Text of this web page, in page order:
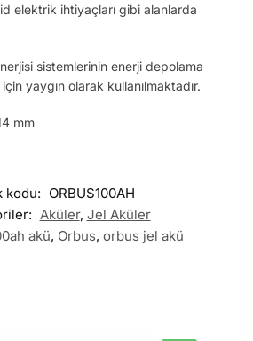
elektrik ihtiyaçları gibi alanlarda
sistemlerinin enerji depolama
yaygın olarak kullanılmaktadır.
mm
kodu: ORBUS100AH
Aküler, Jel Aküler
akü, Orbus, orbus jel akü